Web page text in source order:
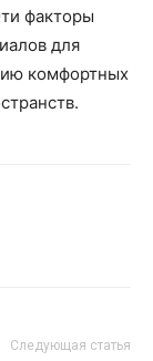
факторы
для
комфортных
Следующая статья